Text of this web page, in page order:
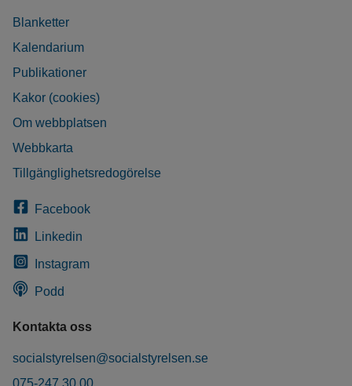
Blanketter
Kalendarium
Publikationer
Kakor (cookies)
Om webbplatsen
Webbkarta
Tillgänglighetsredogörelse
Facebook
Linkedin
Instagram
Podd
Kontakta oss
socialstyrelsen@socialstyrelsen.se
075-247 30 00